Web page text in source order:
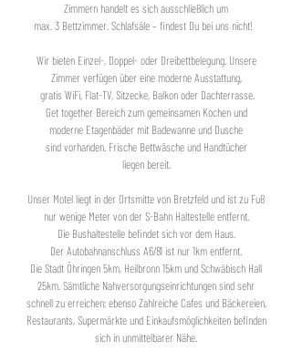
Zimmern handelt es sich ausschließlich um
max. 3 Bettzimmer. Schlafsäle – findest Du bei uns nicht!
Wir bieten Einzel-, Doppel- oder Dreibettbelegung. Unsere
Zimmer verfügen über eine moderne Ausstattung,
gratis WiFi, Flat-TV, Sitzecke, Balkon oder Dachterrasse.
Get together Bereich zum gemeinsamen Kochen und
moderne Etagenbäder mit Badewanne und Dusche
sind vorhanden. Frische Bettwäsche und Handtücher
liegen bereit.
Unser Motel liegt in der Ortsmitte von Bretzfeld und ist zu Fuß
nur wenige Meter von der S-Bahn Haltestelle entfernt.
Die Bushaltestelle befindet sichvor dem Haus.
Der Autobahnanschluss A6/81 ist nur 1km entfernt.
Die Stadt Öhringen 5km, Heilbronn 15km und Schwäbisch Hall
25km. Sämtliche Nahversorgungseinrichtungen sind sehr
schnell zu erreichen; ebenso Zahlreiche Cafes und Bäckereien,
Restaurants, Supermärkte und Einkaufsmöglichkeiten befinden
sich in unmittelbarer Nähe.